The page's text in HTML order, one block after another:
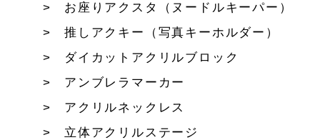
お座りアクスタ（ヌードルキーパー）
推しアクキー（写真キーホルダー）
ダイカットアクリルブロック
アンブレラマーカー
アクリルネックレス
立体アクリルステージ